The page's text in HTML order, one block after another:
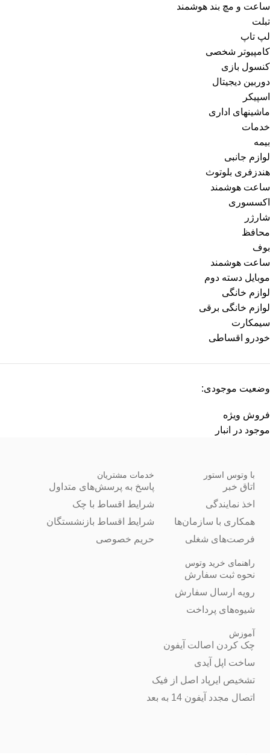
ساعت و مچ بند هوشمند
تبلت
لپ تاپ
کامپیوتر شخصی
کنسول بازی
دوربین دیجیتال
اسپیکر
ماشینهای اداری
خدمات
بیمه
لوازم جانبی
هندزفری بلوتوث
ساعت هوشمند
اکسسوری
شارژر
محافظ
بوف
ساعت هوشمند
موبایل دسته دوم
لوازم خانگی
لوازم خانگی برقی
سیمکارت
خودرو اقساطی
وضعیت موجودی:
فروش ویژه
موجود در انبار
با وتوس استور
اتاق خبر
اخذ نمایندگی
همکاری با سازمان‌ها
فرصت‌های شغلی
خدمات مشتریان
پاسخ به پرسش‌های متداول
شرایط اقساط با چک
شرایط اقساط بازنشستگان
حریم خصوصی
راهنمای خرید وتوس
نحوه ثبت سفارش
رویه ارسال سفارش
شیوه‌های پرداخت
آموزش
چک کردن اصالت آیفون
ساخت اپل آیدی
تشخیص ایرپاد اصل از فیک
اتصال مجدد آیفون 14 به بعد